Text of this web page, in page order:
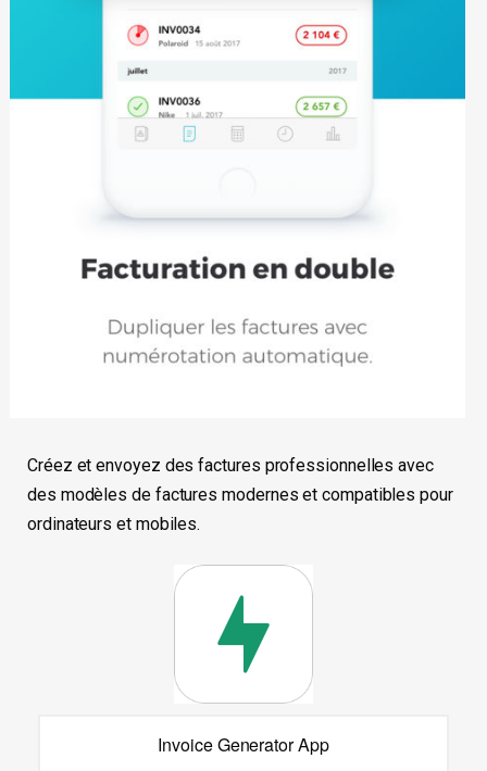
Créez et envoyez des factures professionnelles avec
des modèles de factures modernes et compatibles pour
ordinateurs et mobiles.
Invoice Generator App